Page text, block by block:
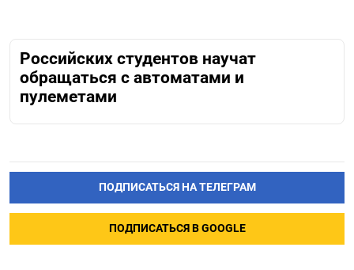
Российских студентов научат
обращаться с автоматами и
пулеметами
ПОДПИСАТЬСЯ НА ТЕЛЕГРАМ
ПОДПИСАТЬСЯ В GOOGLE